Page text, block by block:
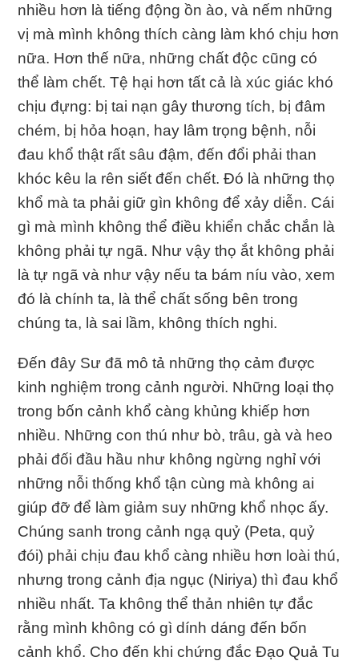
nhiều hơn là tiếng động ồn ào, và nếm những
vị mà mình không thích càng làm khó chịu hơn
nữa. Hơn thế nữa, những chất độc cũng có
thể làm chết. Tệ hại hơn tất cả là xúc giác khó
chịu đựng: bị tai nạn gây thương tích, bị đâm
chém, bị hỏa hoạn, hay lâm trọng bệnh, nỗi
đau khổ thật rất sâu đậm, đến đổi phải than
khóc kêu la rên siết đến chết. Ðó là những thọ
khổ mà ta phải giữ gìn không để xảy diễn. Cái
gì mà mình không thể điều khiển chắc chắn là
không phải tự ngã. Như vậy thọ ắt không phải
là tự ngã và như vậy nếu ta bám níu vào, xem
đó là chính ta, là thể chất sống bên trong
chúng ta, là sai lầm, không thích nghi.
Ðến đây Sư đã mô tả những thọ cảm được
kinh nghiệm trong cảnh người. Những loại thọ
trong bốn cảnh khổ càng khủng khiếp hơn
nhiều. Những con thú như bò, trâu, gà và heo
phải đối đầu hầu như không ngừng nghỉ với
những nỗi thống khổ tận cùng mà không ai
giúp đỡ để làm giảm suy những khổ nhọc ấy.
Chúng sanh trong cảnh ngạ quỷ (Peta, quỷ
đói) phải chịu đau khổ càng nhiều hơn loài thú,
nhưng trong cảnh địa ngục (Niriya) thì đau khổ
nhiều nhất. Ta không thể thản nhiên tự đắc
rằng mình không có gì dính dáng đến bốn
cảnh khổ. Cho đến khi chứng đắc Ðạo Quả Tu